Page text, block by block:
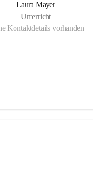
Laura Mayer
Unterricht
Kontaktdetails vorhanden